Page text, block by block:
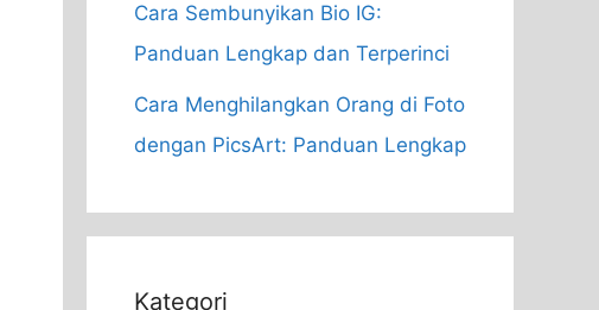
Cara Sembunyikan Bio IG:
Panduan Lengkap dan Terperinci
Cara Menghilangkan Orang di Foto
dengan PicsArt: Panduan Lengkap
Kategori